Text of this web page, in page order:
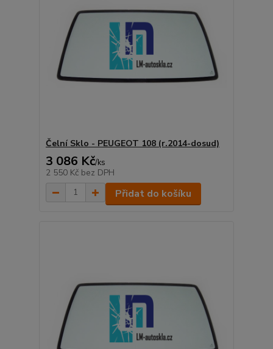
Čelní Sklo - PEUGEOT 108 (r.2014-dosud)
3 086 Kč/ks
2 550 Kč bez DPH
Přidat do košíku